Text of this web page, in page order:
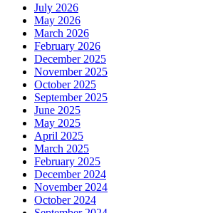
July 2026
May 2026
March 2026
February 2026
December 2025
November 2025
October 2025
September 2025
June 2025
May 2025
April 2025
March 2025
February 2025
December 2024
November 2024
October 2024